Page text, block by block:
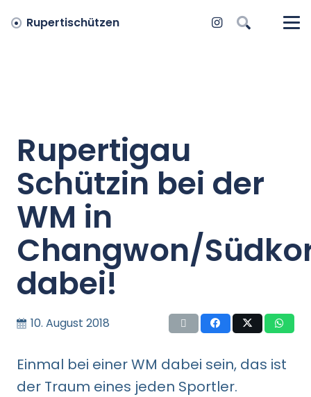
Rupertischützen
Rupertigau
Schützin bei der
WM in
Changwon/
dabei!
10. August 2018
Einmal bei einer WM dabei sein, das ist
der Traum eines jeden Sportler.